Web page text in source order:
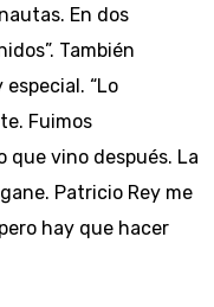
En dos
También
“Lo
Fuimos
vino después. La
Patricio Rey me
hay que hacer